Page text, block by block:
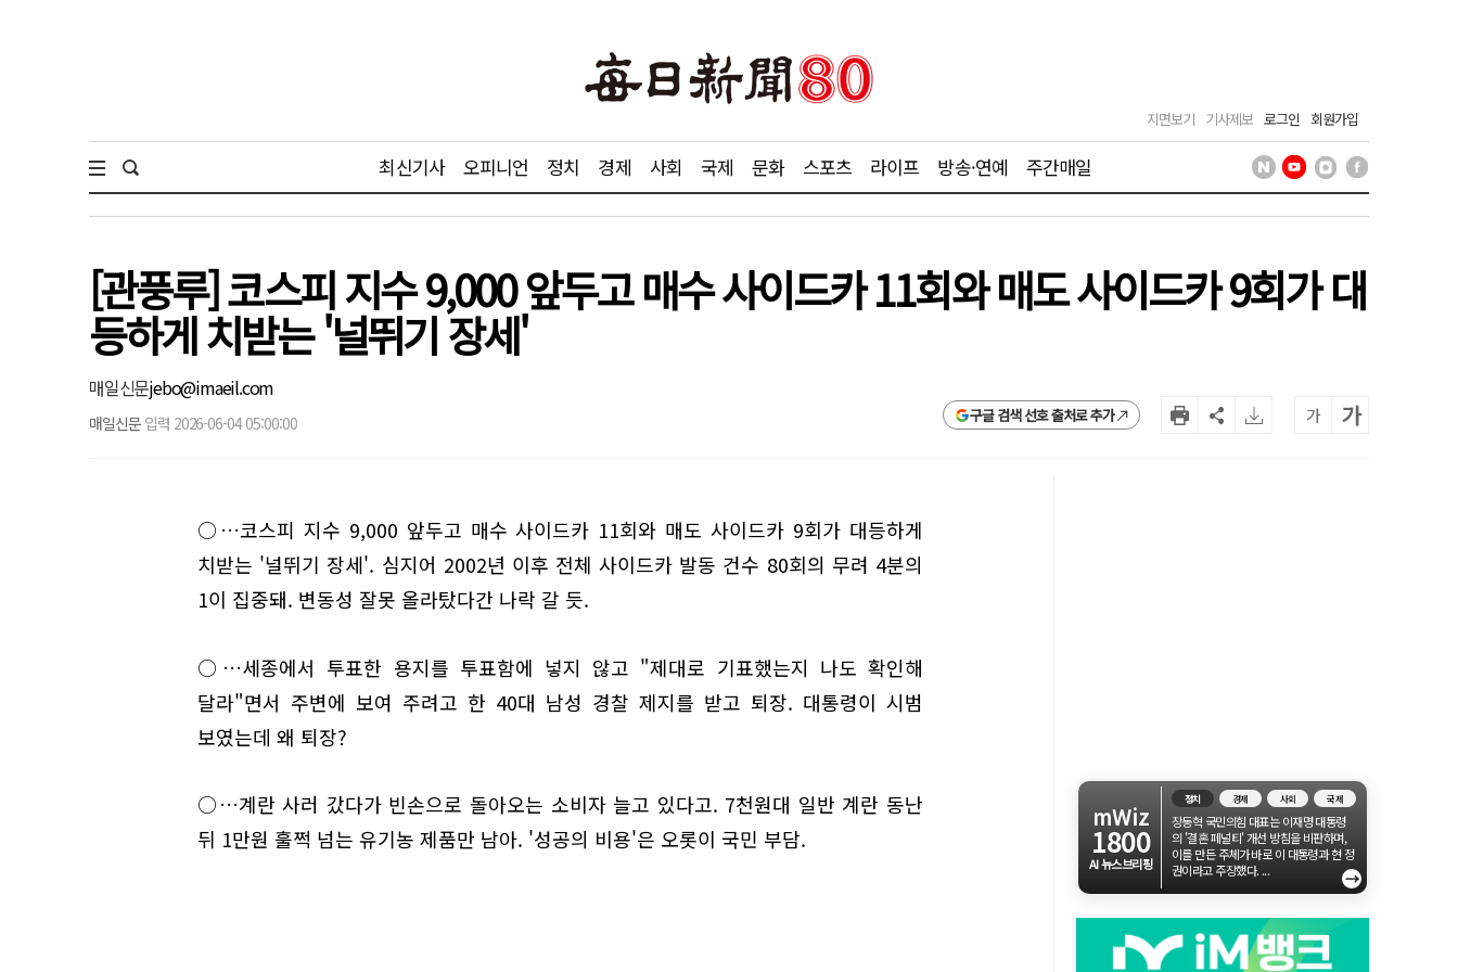
지면보기 기사제보 로그인 회원가입
최신기사 오피니언 정치 경제 사회 국제 문화 스포츠 라이프 방송·연예 주간매일
[관풍루] 코스피 지수 9,000 앞두고 매수 사이드카 11회와 매도 사이드카 9회가 대
등하게 치받는 '널뛰기 장세'
매일신문jebo@imaeil.com
매일신문 입력 2026-06-04 05:00:00 구글 검색 선호 출처로 추가 가 가
○…코스피 지수 9,000 앞두고 매수 사이드카 11회와 매도 사이드카 9회가 대등하게
치받는 '널뛰기 장세'. 심지어 2002년 이후 전체 사이드카 발동 건수 80회의 무려 4분의
1이 집중돼. 변동성 잘못 올라탔다간 나락 갈 듯.
○…세종에서 투표한 용지를 투표함에 넣지 않고 "제대로 기표했는지 나도 확인해
달라"면서 주변에 보여 주려고 한 40대 남성 경찰 제지를 받고 퇴장. 대통령이 시범
보였는데 왜 퇴장?
○…계란 사러 갔다가 빈손으로 돌아오는 소비자 늘고 있다고. 7천원대 일반 계란 동난
뒤 1만원 훌쩍 넘는 유기농 제품만 남아. '성공의 비용'은 오롯이 국민 부담.
mWiz
1800
AI 뉴스브리핑
정치 경제 사회 국제
장동혁 국민의힘 대표는 이재명 대통령
의 '결혼 페널티' 개선 방침을 비판하며,
이를 만든 주체가 바로 이 대통령과 현 정
권이라고 주장했다. ...
→